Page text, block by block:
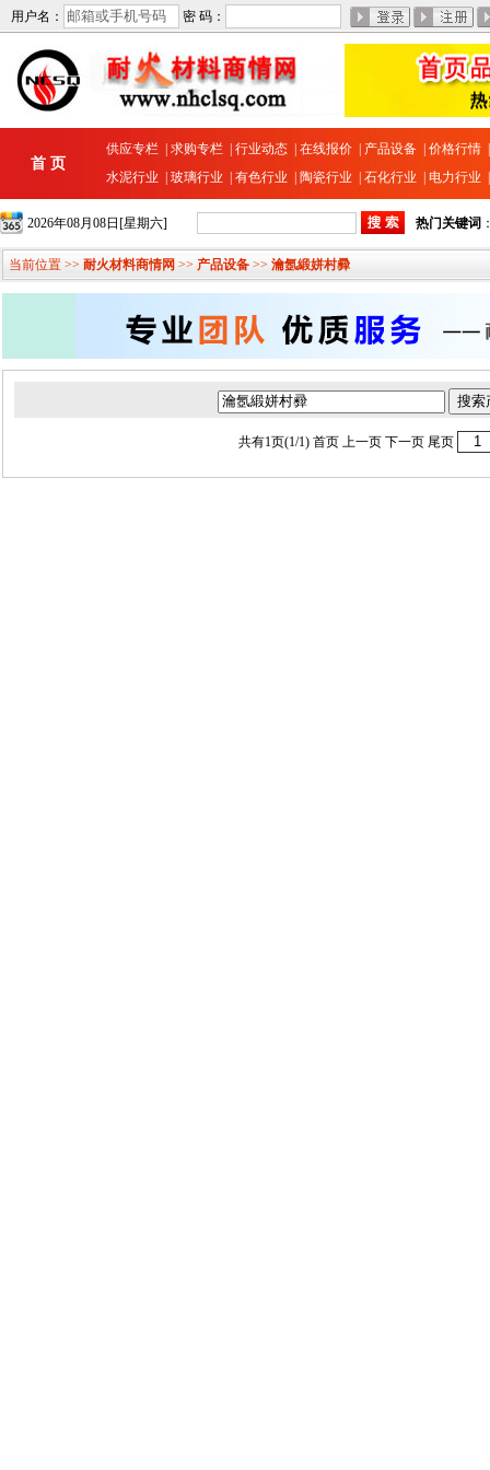
用户名： 密 码：
首 页
供应专栏 求购专栏 行业动态 在线报价 产品设备 价格行情
水泥行业
玻璃行业 有色行业 陶瓷行业 石化行业 电力行业
2026年08月08日[星期六] 热门关键词
当前位置 >> 耐火材料商情网 >> 产品设备 >> 瀹氬緞姘村彛
共有1页(1/1) 首页 上一页 下一页 尾页